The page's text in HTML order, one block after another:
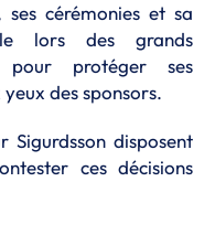
cérémonies et sa
lors des grands
pour protéger ses
des sponsors.
disposent
ces décisions